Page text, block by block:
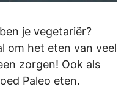
je vegetariër?
om het eten van veel
zorgen! Ook als
Paleo eten.